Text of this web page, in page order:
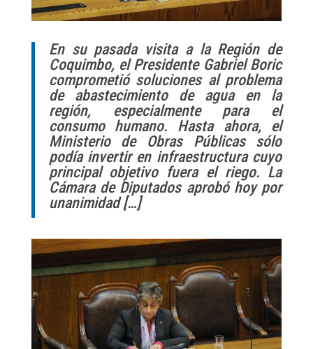
En su pasada visita a la Región de
Coquimbo, el Presidente Gabriel Boric
comprometió soluciones al problema
de abastecimiento de agua en la
región, especialmente para el
consumo humano. Hasta ahora, el
Ministerio de Obras Públicas sólo
podía invertir en infraestructura cuyo
principal objetivo fuera el riego. La
Cámara de Diputados aprobó hoy por
unanimidad […]